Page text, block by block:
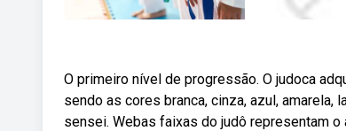
O primeiro nível de progressão. O judoca
sendo as cores branca, cinza, azul, amarela,
sensei. Webas faixas do judô representam